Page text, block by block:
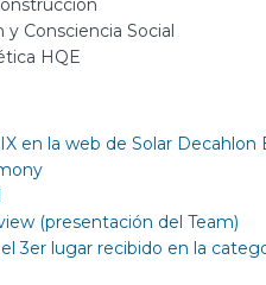
Consciencia Social
HQE
en la web de Solar Decahlon
(presentación del Team)
3er lugar recibido en la